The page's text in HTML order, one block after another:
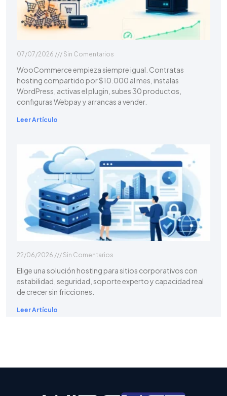
07/07/2026 Sin Comentarios
WooCommerce empieza siempre igual. Contratas
hosting compartido por $10.000 al mes, instalas
WordPress, activas el plugin, subes 30 productos,
configuras Webpay y arrancas a vender.
Leer Artículo
22/06/2026 Sin Comentarios
Elige una solución hosting para sitios corporativos con
estabilidad, seguridad, soporte experto y capacidad real
de crecer sin fricciones.
Leer Artículo